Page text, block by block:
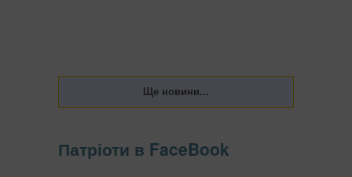
Патріоти в FaceBook